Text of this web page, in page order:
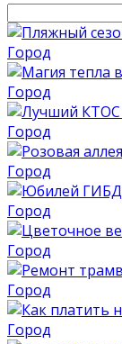
Город
Город
Город
Город
Город
Город
Город
Город